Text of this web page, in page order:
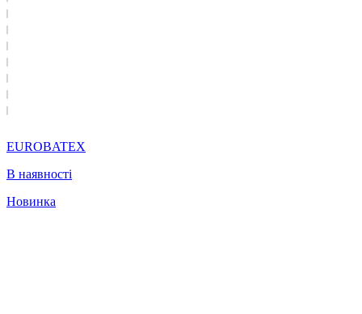
EUROBATEX
В наявності
Новинка